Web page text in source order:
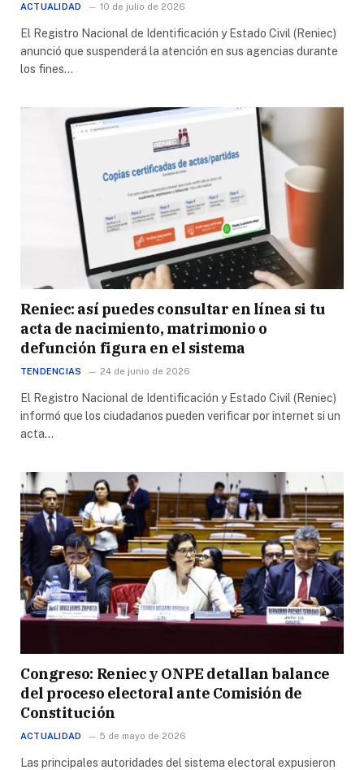
ACTUALIDAD 10 de julio de 2026
El Registro Nacional de Identificación y Estado Civil (Reniec)
anunció que suspenderá la atención en sus agencias durante
los fines…
Reniec: así puedes consultar en línea si tu
acta de nacimiento, matrimonio o
defunción figura en el sistema
TENDENCIAS 24 de junio de 2026
El Registro Nacional de Identificación y Estado Civil (Reniec)
informó que los ciudadanos pueden verificar por internet si un
acta…
Congreso: Reniec y ONPE detallan balance
del proceso electoral ante Comisión de
Constitución
ACTUALIDAD 5 de mayo de 2026
Las principales autoridades del sistema electoral expusieron